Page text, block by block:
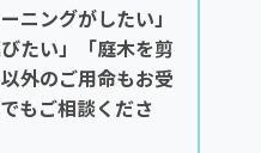
ニングがしたい」
たい」「庭木を剪
外のご用命もお受
もご相談くださ